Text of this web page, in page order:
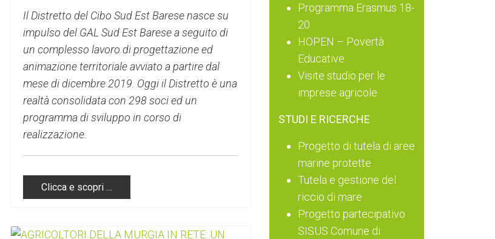
Il Distretto del Cibo Sud Est Barese nasce su
impulso del GAL Sud Est Barese a seguito di
un complesso lavoro di progettazione ed
animazione territoriale avviato a partire dal
mese di dicembre 2019. Oggi il Distretto è una
realtà consolidata con 298 soci ed un
programma di sviluppo in corso di
realizzazione.
Clicca e scopri …
Programma Erasmus 18-
20
HOPEN – Povertà
Educative
Visite studio per le
imprese agricole
STUDI E RICERCHE
Progetto di tutela di aree
marine protette
Tutela e gestione del
riccio di mare
Progetto partecipativo
SISUS Comune di